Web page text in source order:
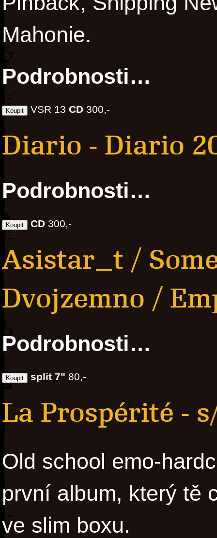
Mahonie.
Podrobnosti…
VSR 13 CD 300,-
Diario - Diario
Podrobnosti…
CD 300,-
Asistar_t /
Dvojzemno /
Podrobnosti…
split 7" 80,-
La Prospérité -
Old school emo-
první album, který tě
ve slim boxu.